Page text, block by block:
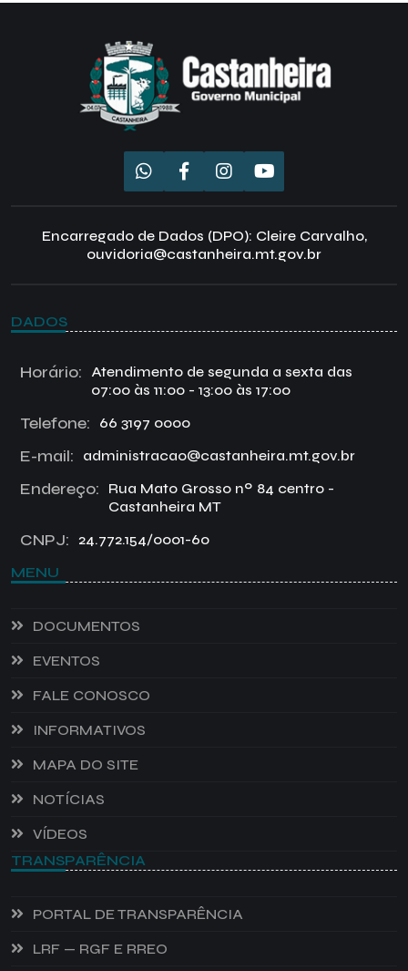
Encarregado de Dados (DPO): Cleire Carvalho,
ouvidoria@castanheira.mt.gov.br
DADOS
Horário:
Atendimento de segunda a sexta das
07:00 às 11:00 - 13:00 às 17:00
Telefone: 66 3197 0000
E-mail: administracao@castanheira.mt.gov.br
Endereço:
Rua Mato Grosso nº 84 centro -
Castanheira MT
CNPJ: 24.772.154/0001-60
MENU
DOCUMENTOS
EVENTOS
FALE CONOSCO
INFORMATIVOS
MAPA DO SITE
NOTÍCIAS
VÍDEOS
TRANSPARÊNCIA
PORTAL DE TRANSPARÊNCIA
LRF — RGF E RREO